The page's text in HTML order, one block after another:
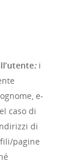
: i
e-
caso di
di
pagine